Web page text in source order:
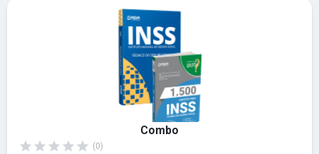
Combo
(0)